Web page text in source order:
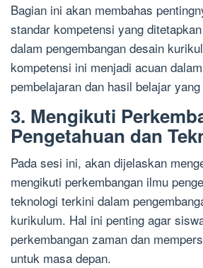
Bagian ini akan membahas
standar kompetensi yang
dalam pengembangan desain
kompetensi ini menjadi acuan
pembelajaran dan hasil belajar
3. Mengikuti
Pengetahuan dan
Pada sesi ini, akan dijelaskan
mengikuti perkembangan ilmu
teknologi terkini dalam
kurikulum. Hal ini penting agar
perkembangan zaman dan
untuk masa depan.